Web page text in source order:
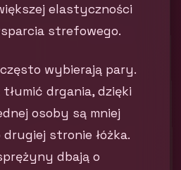
elastyczności
strefowego.
wybierają pary.
tłumić drgania, dzięki
osoby są mniej
stronie łóżka.
dbają o